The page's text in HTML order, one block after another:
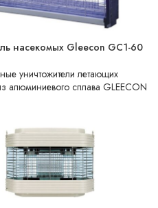
насекомых Gleecon GC1-60
уничтожители летающих
алюминиевого сплава GLEECON